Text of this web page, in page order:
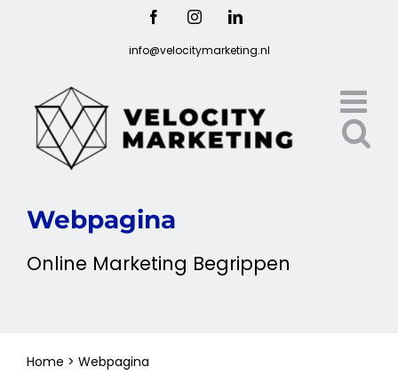
FacebookInstagramLinkedIn
info@velocitymarketing.nl
Webpagina
Online Marketing Begrippen
Home > Webpagina